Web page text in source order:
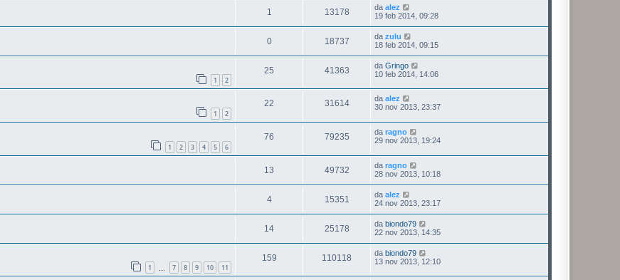
1 13178 da alez
19 feb 2014, 09:28
0 18737 da zulu
18 feb 2014, 09:15
1 2
25 41363 da Gringo
10 feb 2014, 14:06
1 2
22 31614 da alez
30 nov 2013, 23:37
1 2 3 4 5 6
76 79235 da ragno
29 nov 2013, 19:24
13 49732 da ragno
28 nov 2013, 10:18
4 15351 da alez
24 nov 2013, 23:17
14 25178 da biondo79
22 nov 2013, 14:35
1 7 8 9 10 11
159 110118 da biondo79
13 nov 2013, 12:10